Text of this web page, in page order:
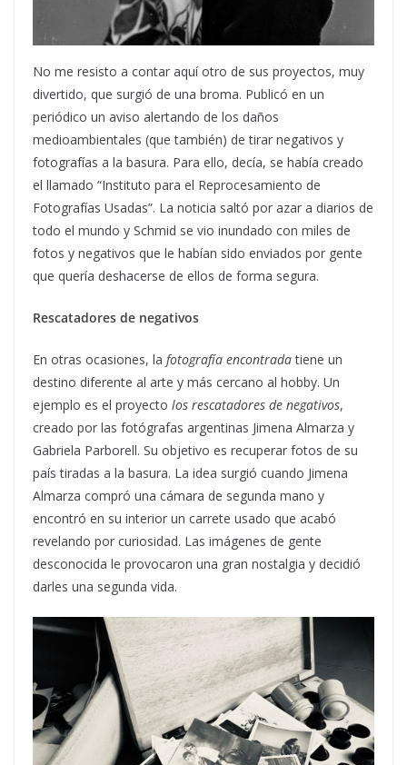
No me resisto a contar aquí otro de sus proyectos, muy
divertido, que surgió de una broma. Publicó en un
periódico un aviso alertando de los daños
medioambientales (que también) de tirar negativos y
fotografías a la basura. Para ello, decía, se había creado
el llamado “Instituto para el Reprocesamiento de
Fotografías Usadas”. La noticia saltó por azar a diarios de
todo el mundo y Schmid se vio inundado con miles de
fotos y negativos que le habían sido enviados por gente
que quería deshacerse de ellos de forma segura.
Rescatadores de negativos
En otras ocasiones, la fotografía encontradatiene un
destino diferente al arte y más cercano al hobby. Un
ejemplo es el proyecto los rescatadores de negativos,
creado por las fotógrafas argentinas Jimena Almarza y
Gabriela Parborell. Su objetivo es recuperar fotos de su
país tiradas a la basura. La idea surgió cuando Jimena
Almarza compró una cámara de segunda mano y
encontró en su interior un carrete usado que acabó
revelando por curiosidad. Las imágenes de gente
desconocida le provocaron una gran nostalgia y decidió
darles una segunda vida.